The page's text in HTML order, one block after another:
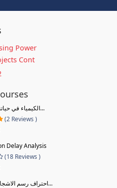
Power
Cont
الكيمياء في حياتنا : الكيميائى...
(2 Reviews )
Delay Analysis
(18 Reviews )
احتراف رسم الاشجار بالالوان ال...